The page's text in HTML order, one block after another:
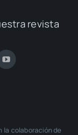
revis­ta
la cola­bo­ra­ción de